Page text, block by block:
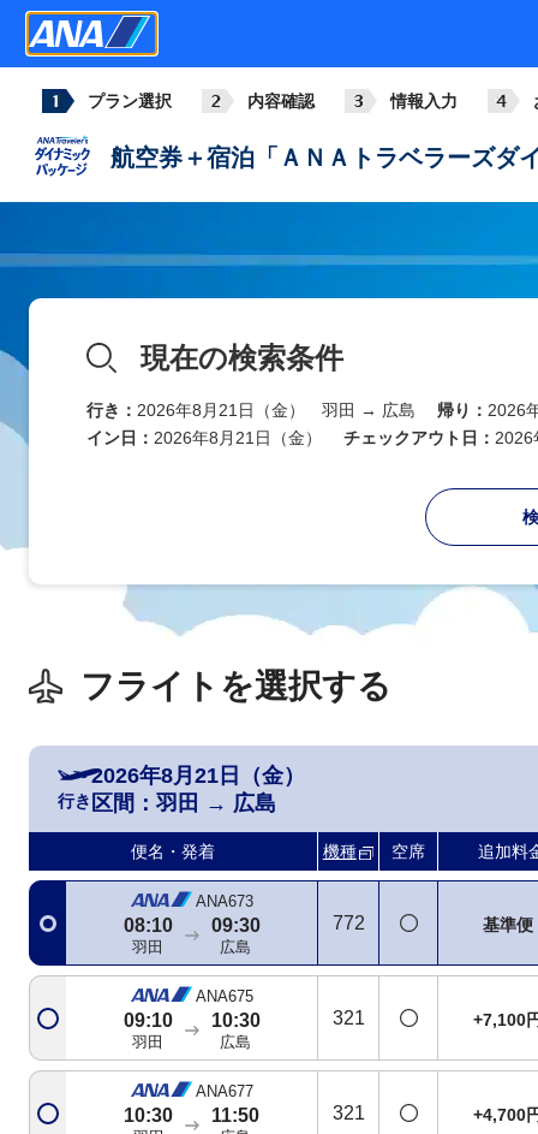
プラン選択 内容確認 情報入力
航空券＋宿泊「ＡＮＡトラベラーズダ
現在の検索条件
行き： 2026年8月21日（金） 羽田 → 広島 帰り： 2026
イン日： 2026年8月21日（金） チェックアウト日： 2026
フライトを選択する
行き
2026年8月21日（金）
区間： 羽田 → 広島
便名・発着 機種 空席 追加料
ANA671
07:05
羽田
08:25 788 基準便
ANA673
08:10
羽田
09:30
広島
772 基準便
ANA675
09:10
羽田
10:30
広島
321 +7,100
ANA677
10:30 11:50 321 +4,700